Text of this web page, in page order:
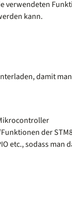
verwendeten
kann.
damit
der
etc., sodass man